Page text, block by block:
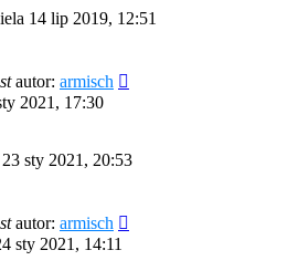
14 lip 2019, 12:51
autor: armisch
2021, 17:30
sty 2021, 20:53
autor: armisch
sty 2021, 14:11